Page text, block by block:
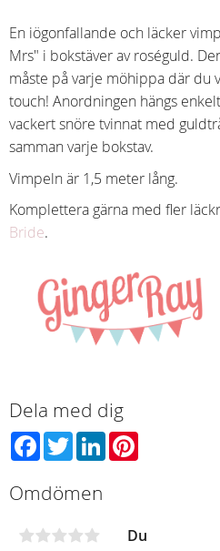
En iögonfallande och läcker
Mrs" i bokstäver av roséguld.
måste på varje möhippa där du
touch! Anordningen hängs
vackert snöre tvinnat med
samman varje bokstav.
Vimpeln är 1,5 meter lång.
Komplettera gärna med fler
Bride.
Dela med dig
Facebook
TwitterLinkedIn
Omdömen
Du